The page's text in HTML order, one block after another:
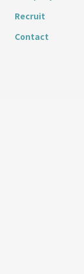
Recruit
Contact